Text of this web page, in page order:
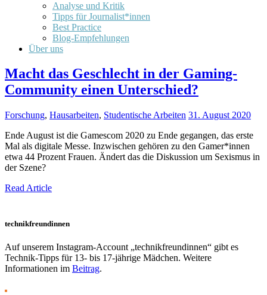
Analyse und Kritik
Tipps für Journalist*innen
Best Practice
Blog-Empfehlungen
Über uns
Macht das Geschlecht in der Gaming-
Community einen Unterschied?
Forschung, Hausarbeiten, Studentische Arbeiten 31. August 2020
Ende August ist die Gamescom 2020 zu Ende gegangen, das erste
Mal als digitale Messe. Inzwischen gehören zu den Gamer*innen
etwa 44 Prozent Frauen. Ändert das die Diskussion um Sexismus in
der Szene?
Read Article
technikfreundinnen
Auf unserem Instagram-Account „technikfreundinnen“ gibt es
Technik-Tipps für 13- bis 17-jährige Mädchen. Weitere
Informationen im Beitrag.